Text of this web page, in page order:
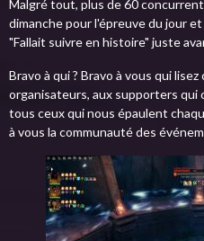
Malgré tout, plus de 60
dimanche pour l'épreuve du jour
"Fallait suivre en histoire" juste
Bravo à qui ? Bravo à vous qui
organisateurs, aux supporters qui
tous ceux qui nous épaulent
à vous la communauté des